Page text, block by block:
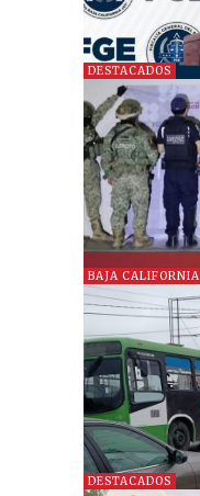
DESTACADOS
BAJA CALIFORNIA
DESTACADOS